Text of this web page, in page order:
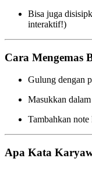
Bisa juga
interaktif!)
Cara Mengemas
Gulung dengan
Masukkan
Tambahkan
Apa Kata